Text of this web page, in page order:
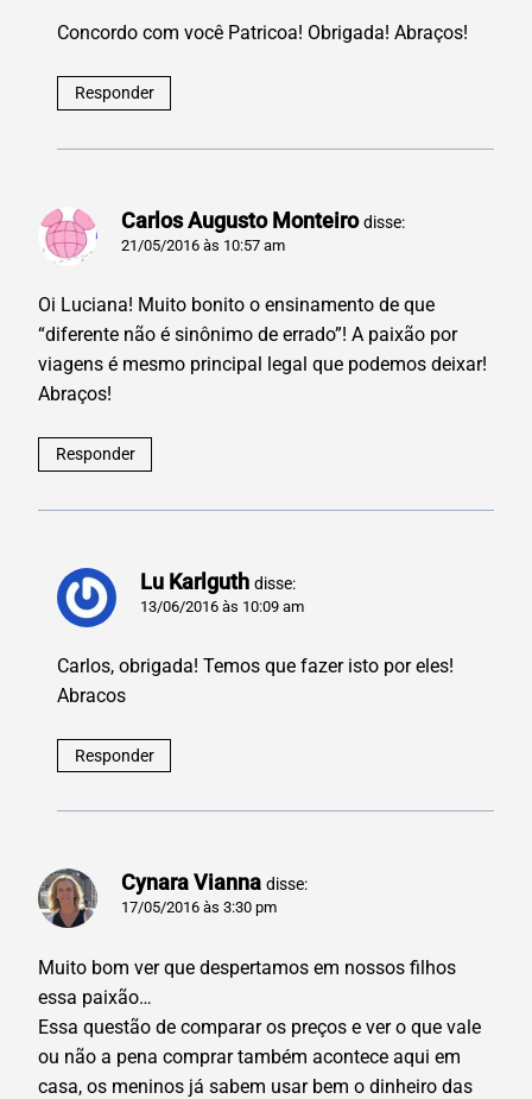
Concordo com você Patricoa! Obrigada! Abraços!
Responder
Carlos Augusto Monteiro disse:
21/05/2016 às 10:57 am
Oi Luciana! Muito bonito o ensinamento de que
“diferente não é sinônimo de errado”! A paixão por
viagens é mesmo principal legal que podemos deixar!
Abraços!
Responder
Lu Karlguth disse:
13/06/2016 às 10:09 am
Carlos, obrigada! Temos que fazer isto por eles!
Abracos
Responder
Cynara Vianna disse:
17/05/2016 às 3:30 pm
Muito bom ver que despertamos em nossos filhos
essa paixão…
Essa questão de comparar os preços e ver o que vale
ou não a pena comprar também acontece aqui em
casa, os meninos já sabem usar bem o dinheiro das